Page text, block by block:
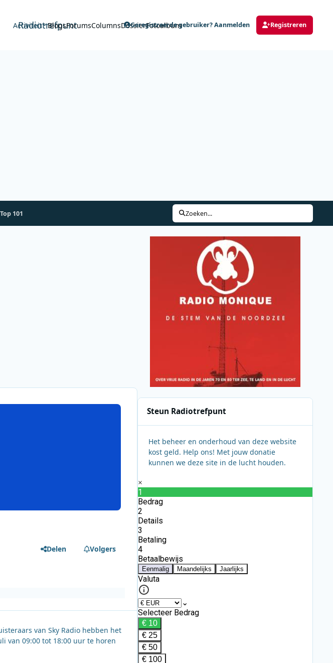
Radiotrefpunt
Activiteit BlogsForumsColumnsDossierFotoalbum
Geregistreerde gebruiker? Aanmelden Registreren
101 Zoeken...
Delen Volgers
van Sky Radio hebben het
van 09:00 tot 18:00 uur te horen
Steun Radiotrefpunt
Het beheer en onderhoud van deze website
kost geld. Help ons! Met jouw donatie
kunnen we deze site in de lucht houden.